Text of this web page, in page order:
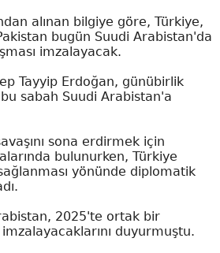
alınan bilgiye göre, Türkiye,
bugün Suudi Arabistan'da
imzalayacak.
Tayyip Erdoğan, günübirlik
sabah Suudi Arabistan'a
sona erdirmek için
bulunurken, Türkiye
yönünde diplomatik
2025'te ortak bir
duyurmuştu.